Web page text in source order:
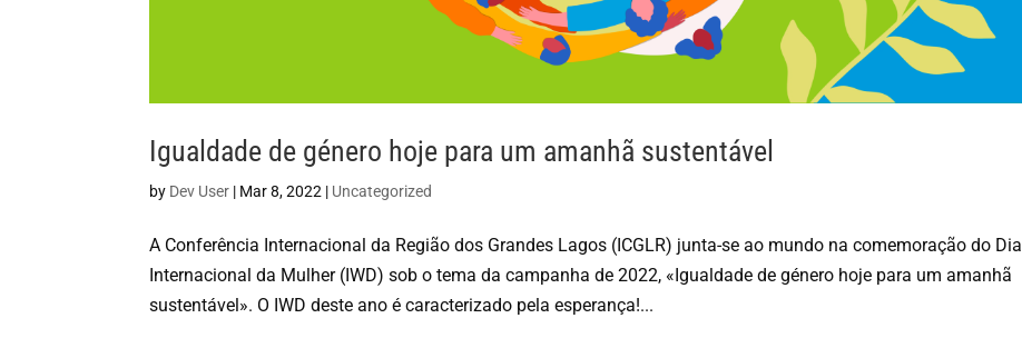
Igualdade de género hoje para um amanhã sustentável
by Dev User | Mar 8, 2022 | Uncategorized
A Conferência Internacional da Região dos Grandes Lagos (ICGLR) junta-se ao mundo na comemoração do Dia
Internacional da Mulher (IWD) sob o tema da campanha de 2022, «Igualdade de género hoje para um amanhã
sustentável». O IWD deste ano é caracterizado pela esperança!...